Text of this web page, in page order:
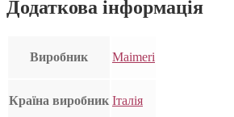
Додаткова інформація
Виробник Maimeri
Країна виробник Італія